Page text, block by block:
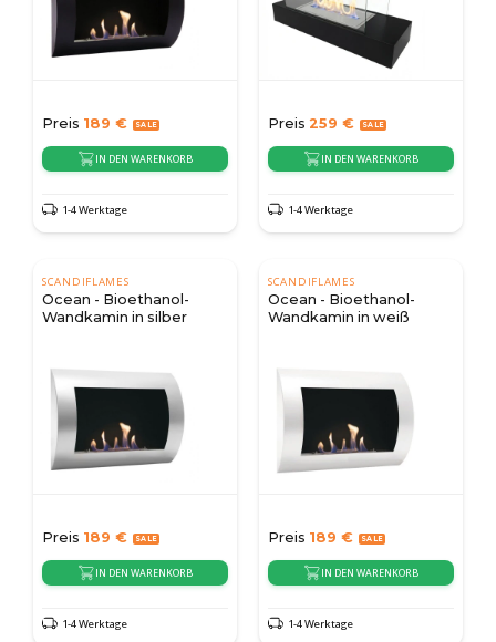
Preis 189 €
IN DEN WARENKORB
1-4 Werktage
Preis 259 €
IN DEN WARENKORB
1-4 Werktage
SCANDIFLAMES
Ocean - Bioethanol-
Wandkamin in silber
Preis 189 €
IN DEN WARENKORB
1-4 Werktage
SCANDIFLAMES
Ocean - Bioethanol-
Wandkamin in weiß
Preis 189 €
IN DEN WARENKORB
1-4 Werktage